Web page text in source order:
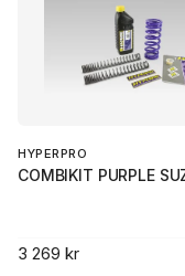
HYPERPRO
COMBIKIT PURPLE
3 269 kr